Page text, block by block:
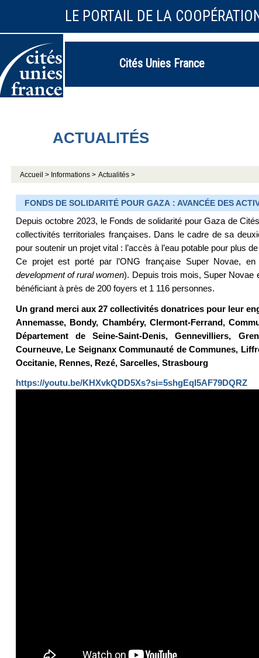
LE PORTAIL DE LA
Cités Unies France
ACTUALITÉS
Accueil > Informations > Actualités >
FONDS DE SOLIDARITÉ POUR GAZA : AVANCÉE DES
Depuis octobre 2023, le Fonds de solidarité pour Gaza de
collectivités territoriales françaises. Dans le cadre de sa
pour soutenir un projet vital : l’accès à l’eau potable pour plus
Ce projet est porté par l’ONG française Super Novae, en
development of rural women). Depuis trois mois, Super Novae
bénéficiant à près de 200 foyers et 1 116 personnes.
Un grand merci aux 27 collectivités donatrices pour leur
Annemasse, Bondy, Chambéry, Clermont-Ferrand,
Département de Seine-Saint-Denis, Gennevilliers,
Courneuve, Le Seignanx Communauté de Communes,
Occitanie, Rennes, Rezé, Sarcelles, Strasbourg
https://youtu.be/KHXvkQDD5Xs?si=5shgEqI5AF79DQRZ